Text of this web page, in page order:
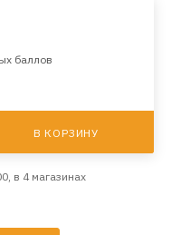
баллов
В КОРЗИНУ
в 4 магазинах